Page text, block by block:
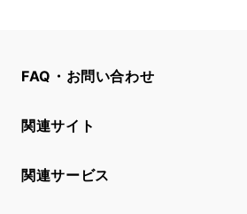
FAQ・お問い合わせ
関連サイト
関連サービス